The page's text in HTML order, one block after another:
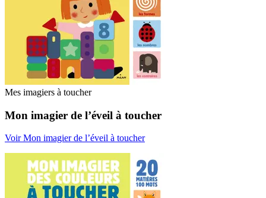
Mes imagiers à toucher
Mon imagier de l’éveil à toucher
Voir Mon imagier de l’éveil à toucher